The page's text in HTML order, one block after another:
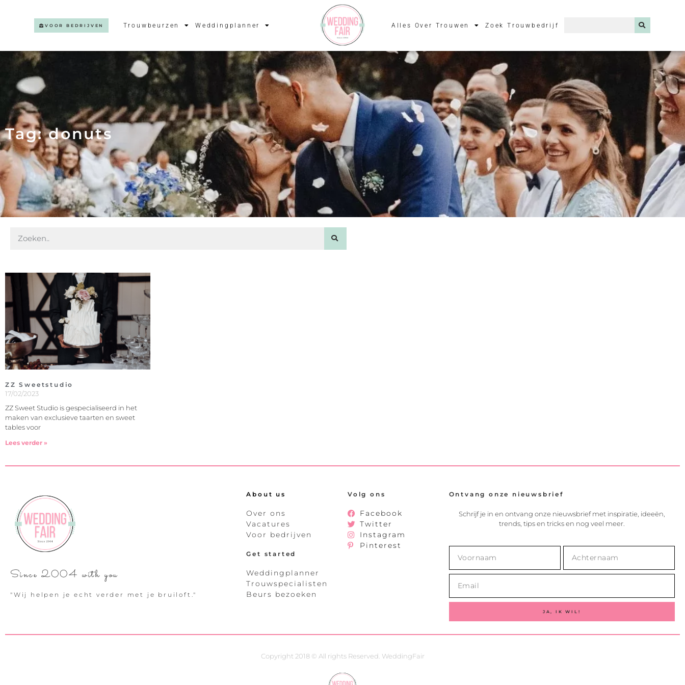
VOOR BEDRIJVEN Trouwbeurzen Weddingplanner Alles Over Trouwen Zoek Trouwbedrijf
Tag: donuts
ZZ Sweetstudio
17/02/2023
ZZ Sweet Studio is gespecialiseerd in het
maken van exclusieve taarten en sweet
tables voor
Lees verder »
Since 2004 with you
"Wij helpen je echt verder met je bruiloft."
About us
Over ons
Vacatures
Voor bedrijven
Get started
Weddingplanner
Trouwspecialisten
Beurs bezoeken
Volg ons
Facebook
Twitter
Instagram
Pinterest
Ontvang onze nieuwsbrief
Schrijf je in en ontvang onze nieuwsbrief met inspiratie, ideeën,
trends, tips en tricks en nog veel meer.
JA, IK WIL!
Copyright 2018 © All rights Reserved. WeddingFair